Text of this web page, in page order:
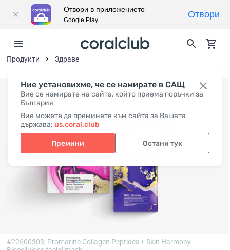
Ние установихме, че се намирате в САЩ
Вие се намирате на сайта, който приема поръчки за
България
Вие можете да преминете към сайта за Вашата
държава: us.coral.club
Премини Остани тук
Продукти Здраве
#22600303, Promarine Collagen Peptides + Skin Harmony
Отвори в приложението
Google Play
Отвори